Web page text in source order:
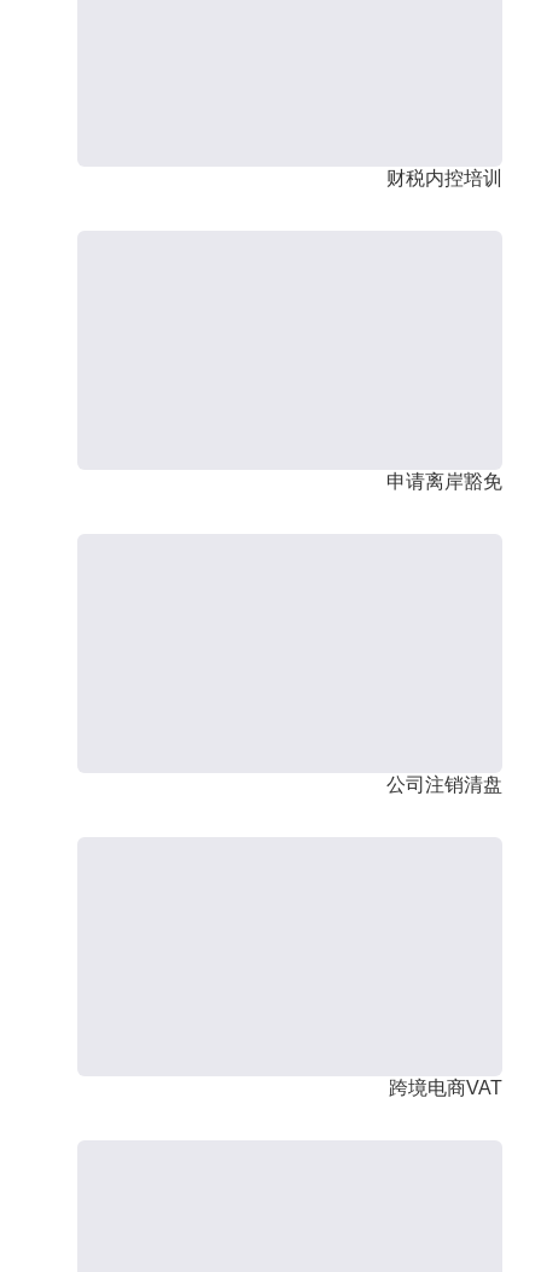
财税内控培训
申请离岸豁免
公司注销清盘
跨境电商VAT